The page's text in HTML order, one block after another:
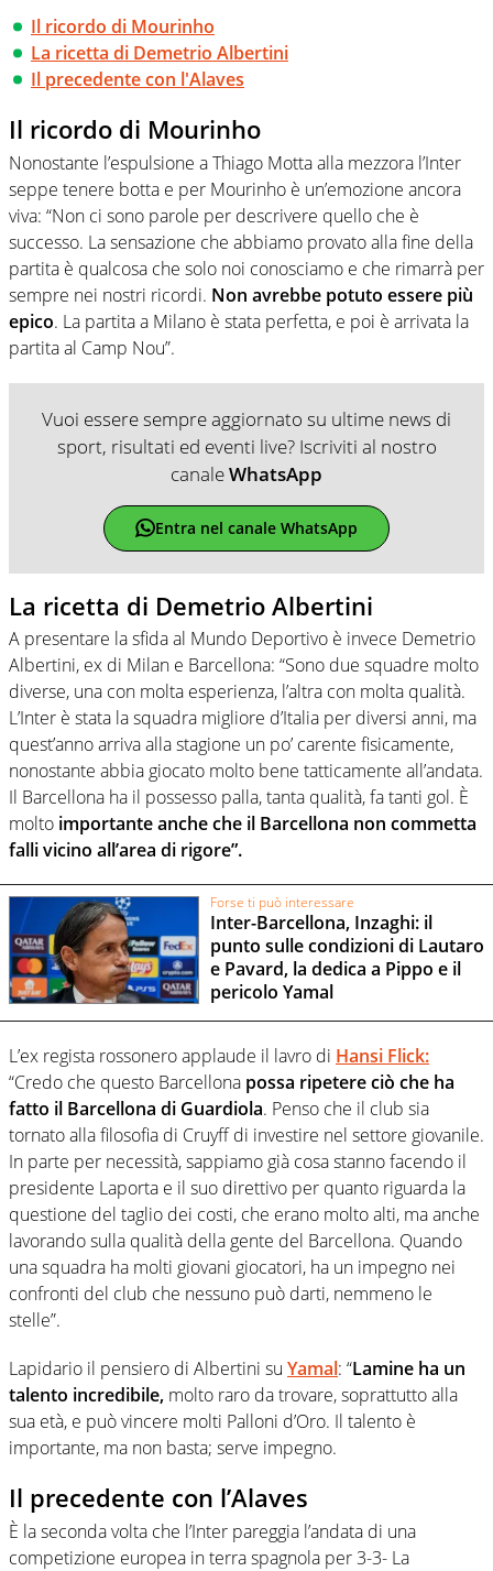
Il ricordo di Mourinho
La ricetta di Demetrio Albertini
Il precedente con l'Alaves
Il ricordo di Mourinho
Nonostante l’espulsione a Thiago Motta alla mezzora l’Inter
seppe tenere botta e per Mourinho è un’emozione ancora
viva: “Non ci sono parole per descrivere quello che è
successo. La sensazione che abbiamo provato alla fine della
partita è qualcosa che solo noi conosciamo e che rimarrà per
sempre nei nostri ricordi. Non avrebbe potuto essere più
epico. La partita a Milano è stata perfetta, e poi è arrivata la
partita al Camp Nou”.
Vuoi essere sempre aggiornato su ultime news di
sport, risultati ed eventi live? Iscriviti al nostro
canaleWhatsApp
Entra nel canale WhatsApp
La ricetta di Demetrio Albertini
A presentare la sfida al Mundo Deportivo è invece Demetrio
Albertini, ex di Milan e Barcellona: “Sono due squadre molto
diverse, una con molta esperienza, l’altra con molta qualità.
L’Inter è stata la squadra migliore d’Italia per diversi anni, ma
quest’anno arriva alla stagione un po’ carente fisicamente,
nonostante abbia giocato molto bene tatticamente all’andata.
Il Barcellona ha il possesso palla, tanta qualità, fa tanti gol. È
molto importante anche che il Barcellona non commetta
falli vicino all’area di rigore”.
Forse ti può interessare
Inter-Barcellona, Inzaghi: il
punto sulle condizioni di Lautaro
e Pavard, la dedica a Pippo e il
pericolo Yamal
L’ex regista rossonero applaude il lavro di Hansi Flick:
“Credo che questo Barcellona possa ripetere ciò che ha
fatto il Barcellona di Guardiola. Penso che il club sia
tornato alla filosofia di Cruyff di investire nel settore giovanile.
In parte per necessità, sappiamo già cosa stanno facendo il
presidente Laporta e il suo direttivo per quanto riguarda la
questione del taglio dei costi, che erano molto alti, ma anche
lavorando sulla qualità della gente del Barcellona. Quando
una squadra ha molti giovani giocatori, ha un impegno nei
confronti del club che nessuno può darti, nemmeno le
stelle”.
Lapidario il pensiero di Albertini su Yamal: “Lamine ha un
talento incredibile, molto raro da trovare, soprattutto alla
sua età, e può vincere molti Palloni d’Oro. Il talento è
importante, ma non basta; serve impegno.
Il precedente con l’Alaves
È la seconda volta che l’Inter pareggia l’andata di una
competizione europea in terra spagnola per 3-3- La